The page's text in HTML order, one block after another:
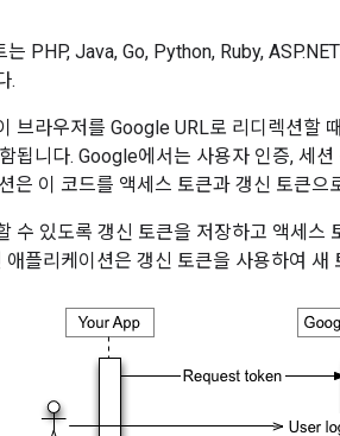
PHP, Java, Go, Python, Ruby,
.
브라우저를 Google URL로 리디렉션할
됩니다. Google에서는 사용자 인증, 세
은 이 코드를 액세스 토큰과 갱신 토큰으
수 있도록 갱신 토큰을 저장하고 액세
플리케이션은 갱신 토큰을 사용하여 새